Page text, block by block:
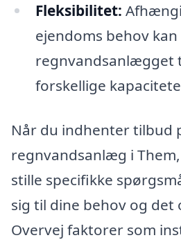
Fleksibilitet:
ejendoms behov kan
regnvandsanlægget
forskellige
Når du indhenter tilbud
regnvandsanlæg i
stille specifikke
sig til dine behov og det
Overvej faktorer som